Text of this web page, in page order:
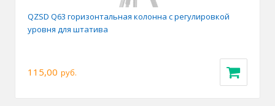
QZSD Q63 горизонтальная колонна с регулировкой
уровня для штатива
115,00 руб.